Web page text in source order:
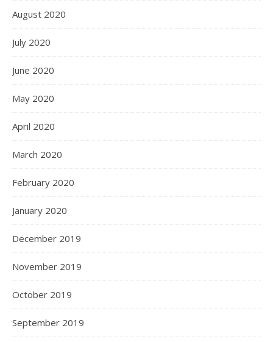
August 2020
July 2020
June 2020
May 2020
April 2020
March 2020
February 2020
January 2020
December 2019
November 2019
October 2019
September 2019